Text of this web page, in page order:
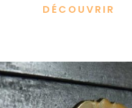
DÉCOUVRIR